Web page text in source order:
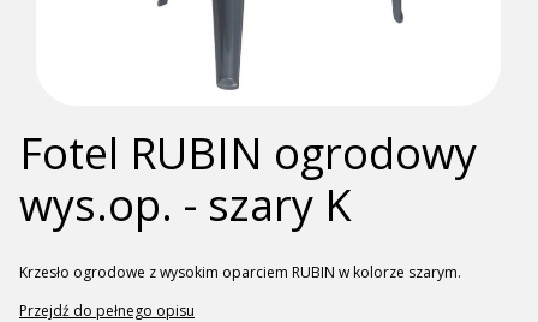
Fotel RUBIN ogrodowy
wys.op. - szary K
Krzesło ogrodowe z wysokim oparciem RUBIN w kolorze szarym.
Przejdź do pełnego opisu